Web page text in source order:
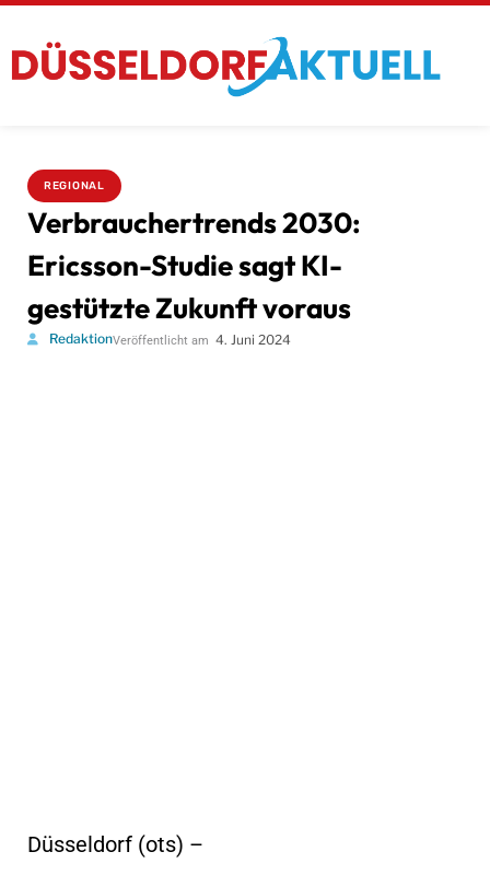
REGIONAL
Verbrauchertrends 2030:
Ericsson-Studie sagt KI-
gestützte Zukunft voraus
RedaktionVeröffentlicht am 4. Juni 2024
Düsseldorf (ots) –